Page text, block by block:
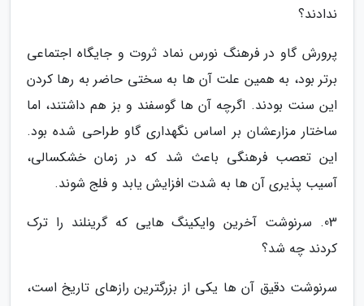
ندادند؟
پرورش گاو در فرهنگ نورس نماد ثروت و جایگاه اجتماعی
برتر بود، به همین علت آن ها به سختی حاضر به رها کردن
این سنت بودند. اگرچه آن ها گوسفند و بز هم داشتند، اما
ساختار مزارعشان بر اساس نگهداری گاو طراحی شده بود.
این تعصب فرهنگی باعث شد که در زمان خشکسالی،
آسیب پذیری آن ها به شدت افزایش یابد و فلج شوند.
03. سرنوشت آخرین وایکینگ هایی که گرینلند را ترک
کردند چه شد؟
سرنوشت دقیق آن ها یکی از بزرگترین رازهای تاریخ است،